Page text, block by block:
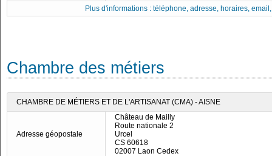
Plus d'informations : téléphone, adresse, horaires,
Chambre des métiers
CHAMBRE DE MÉTIERS ET DE L'ARTISANAT (CMA) - AISNE
Adresse géopostale
Château de Mailly
Route nationale 2
Urcel
CS 60618
02007 Laon Cedex